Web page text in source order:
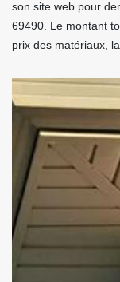
son site web pour
69490. Le montant
prix des matériaux,